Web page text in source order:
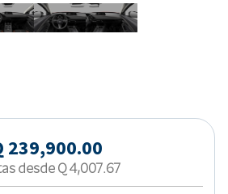
239,900.00
desdeQ 4,007.67